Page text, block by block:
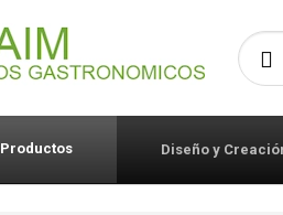
Productos Diseño y